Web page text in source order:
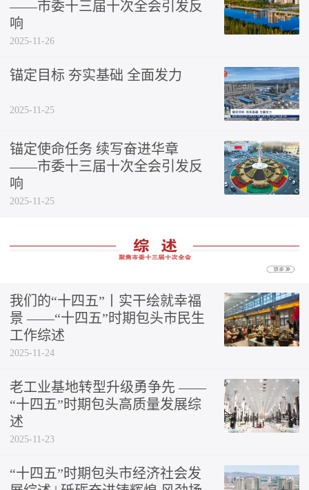
——市委十三届十次全会引发反
响
2025-11-26
锚定目标 夯实基础 全面发力
2025-11-25
锚定使命任务 续写奋进华章
——市委十三届十次全会引发反
响
2025-11-25
我们的“十四五”丨实干绘就幸福
景 ——“十四五”时期包头市民生
工作综述
2025-11-24
老工业基地转型升级勇争先 ——
“十四五”时期包头高质量发展综
述
2025-11-23
“十四五”时期包头市经济社会发